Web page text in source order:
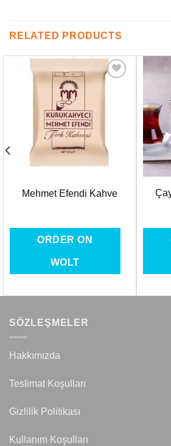
RELATED PRODUCTS
Mehmet Efendi Kahve
ORDER ON
WOLT
SÖZLEŞMELER
Hakkımızda
Teslimat Koşulları
Gizlilik Politikası
Kullanım Koşulları